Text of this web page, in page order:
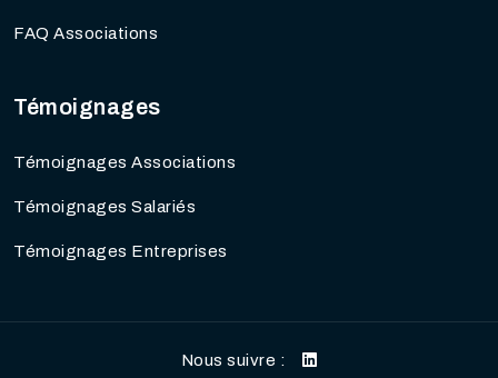
FAQ Associations
Témoignages
Témoignages Associations
Témoignages Salariés
Témoignages Entreprises
Nous suivre :